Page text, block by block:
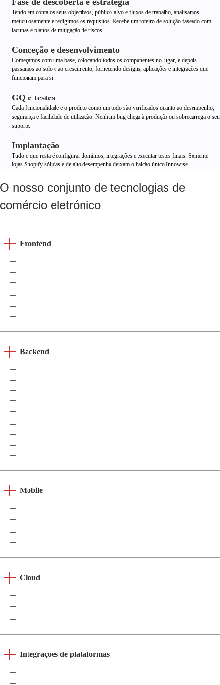
Fase de descoberta e estratégia
Tendo em conta os seus objectivos, público-alvo e fluxos de trabalho, analisamos
meticulosamente e redigimos os requisitos. Recebe um roteiro de solução faseado com
lacunas e planos de mitigação de riscos.
Conceção e desenvolvimento
Começamos com uma base, colocando todos os componentes no lugar, e depois
passamos ao solo e ao crescimento, fornecendo designs, aplicações e integrações que
funcionam para si.
GQ e testes
Cada funcionalidade e o produto como um todo são verificados quanto ao desempenho,
segurança e facilidade de utilização. Nenhum bug chega à produção ou sobrecarrega o seu
suporte.
Implantação
Tudo o que resta é configurar domínios, integrações e executar testes finais. Somente
lojas Shopify sólidas e de alto desempenho deixam o balcão único Innowise.
O nosso conjunto de tecnologias de
comércio eletrónico
Frontend
Backend
Mobile
Cloud
Integrações de plataformas